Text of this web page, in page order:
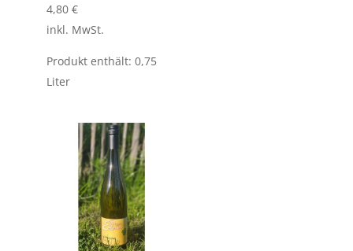
4,80 €
inkl. MwSt.
Produkt enthält: 0,75
Liter